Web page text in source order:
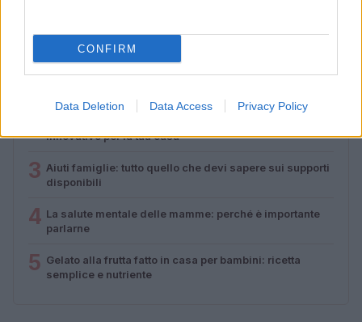
CONFIRM
Data Deletion Data Access Privacy Policy
PIÙ LETTI
1
Diritti delle lavoratrici in gravidanza: guida completa e
innovativo per la tua casa
3 Aiuti famiglie: tutto quello che devi sapere sui supporti
disponibili
4 La salute mentale delle mamme: perché è importante
parlarne
5 Gelato alla frutta fatto in casa per bambini: ricetta
semplice e nutriente